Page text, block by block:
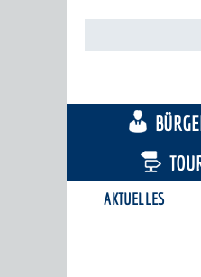
AKTUELLES